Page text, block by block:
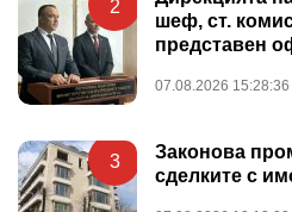
2
шеф, ст.
представен
07.08.2026 15:28:36
3
Законова
сделките с